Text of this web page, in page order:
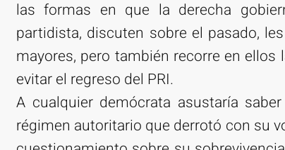
las formas en que la derecha
partidista, discuten sobre el pasado,
mayores, pero también recorre en
evitar el regreso del PRI.
A cualquier demócrata asustaría
régimen autoritario que derrotó con su